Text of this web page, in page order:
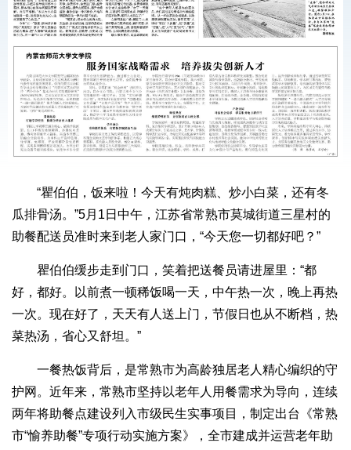
“瞿伯伯，饭来啦！今天有炖肉糕、炒小白菜，还有冬
瓜排骨汤。”5月1日中午，江苏省常熟市莫城街道三星村的
助餐配送员准时来到老人家门口，“今天您一切都好吧？”
瞿伯伯缓步走到门口，笑着把送餐员请进屋里：“都
好，都好。以前煮一顿稀饭喝一天，中午热一次，晚上再热
一次。现在好了，天天有人送上门，节假日也从不断档，热
菜热汤，省心又舒坦。”
一餐热饭背后，是常熟市为高龄独居老人精心编织的守
护网。近年来，常熟市坚持以老年人用餐需求为导向，连续
两年将助餐点建设列入市级民生实事项目，制定出台《常熟
市“愉养助餐”专项行动实施方案》，全市建成并运营老年助